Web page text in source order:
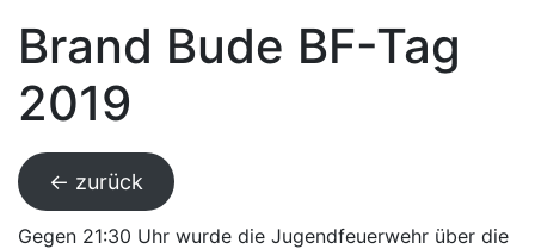
Brand Bude BF-Tag
2019
← zurück
Gegen 21:30 Uhr wurde die Jugendfeuerwehr über die